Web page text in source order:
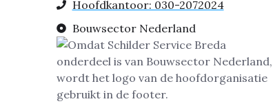
Hoofdkantoor: 030-2072024
Bouwsector Nederland